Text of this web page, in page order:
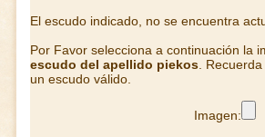
El escudo indicado, no se encuentra
Por Favor selecciona a continuación la
escudo del apellido piekos .
un escudo válido.
Imagen: